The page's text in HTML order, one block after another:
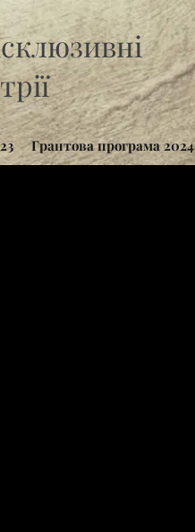
Грантова програма 2024